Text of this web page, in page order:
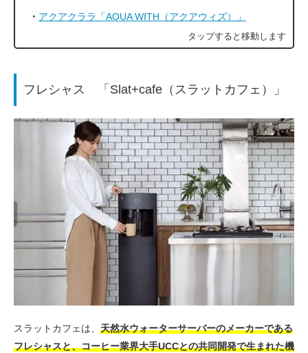
アクアクララ「AQUA WITH（アクアウィズ）」
フレシャス 「Slat+cafe（スラットカフェ）」
スラットカフェは、 天然水ウォーターサーバーのメーカーである
フレシャスと、コーヒー業界大手UCCとの共同開発で生まれた機